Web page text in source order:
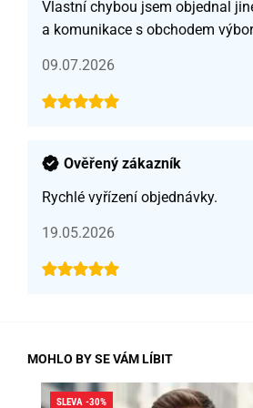
Vlastní chybou jsem objednal
a komunikace s obchodem
09.07.2026
Ověřený zákazník
Rychlé vyřízení objednávky.
19.05.2026
MOHLO BY SE VÁM LÍBIT
SLEVA -30%